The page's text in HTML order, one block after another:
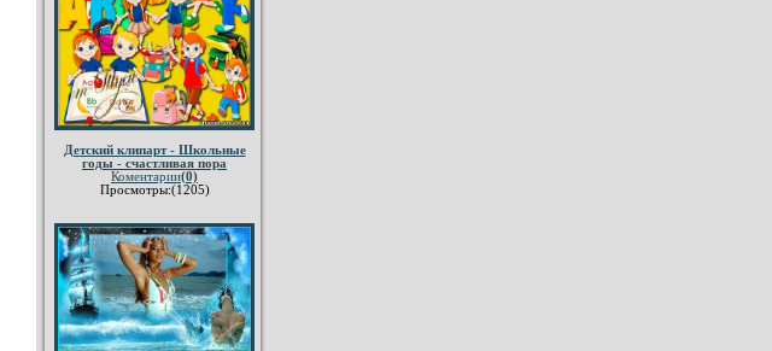
Детский клипарт - Школьные
годы - счастливая пора
Коментарии(0)
Просмотры:(1205)